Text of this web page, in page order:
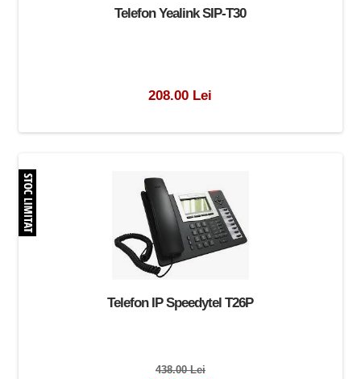
Telefon Yealink SIP-T30
208.00 Lei
Telefon IP Speedytel T26P
438.00 Lei